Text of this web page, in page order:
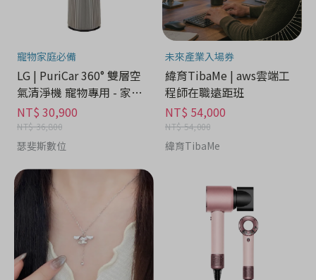
寵物家庭必備
LG | PuriCar 360° 雙層空
氣清淨機 寵物專用 - 家電
分期
NT$ 30,900
NT$ 36,800
瑟斐斯數位
未來產業入場券
緯育TibaMe | aws雲端工
程師在職遠距班
NT$ 54,000
NT$ 54,000
緯育TibaMe